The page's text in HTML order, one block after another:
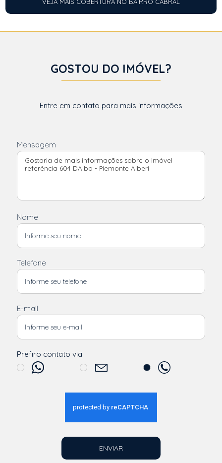
GOSTOU DO IMÓVEL?
Entre em contato para mais informações
Mensagem
Nome
Telefone
E-mail
Prefiro contato via:
ENVIAR